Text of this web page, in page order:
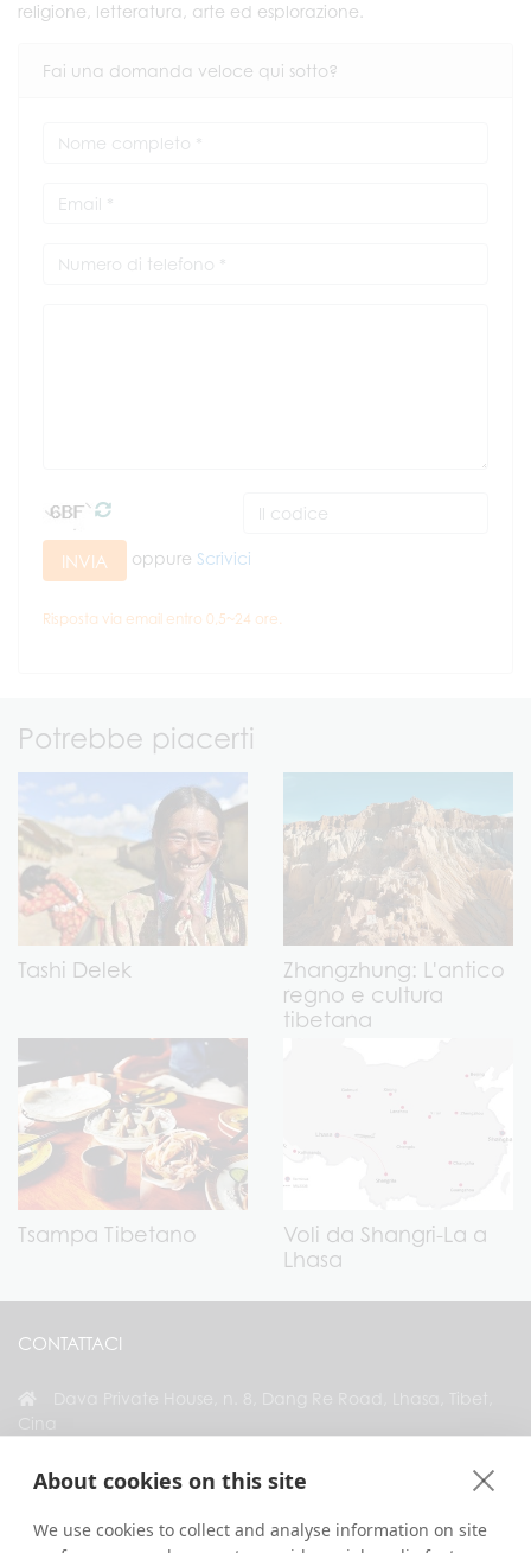
About cookies on this site
We use cookies to collect and analyse information on site
religione, letteratura, arte ed esplorazione.
Fai una domanda veloce qui sotto?
INVIA oppure Scrivici
Risposta via email entro 0,5~24 ore.
Potrebbe piacerti
Tashi Delek
Zhangzhung: L'antico
regno e cultura
tibetana
Tsampa Tibetano
Voli da Shangri-La a
Lhasa
CONTATTACI